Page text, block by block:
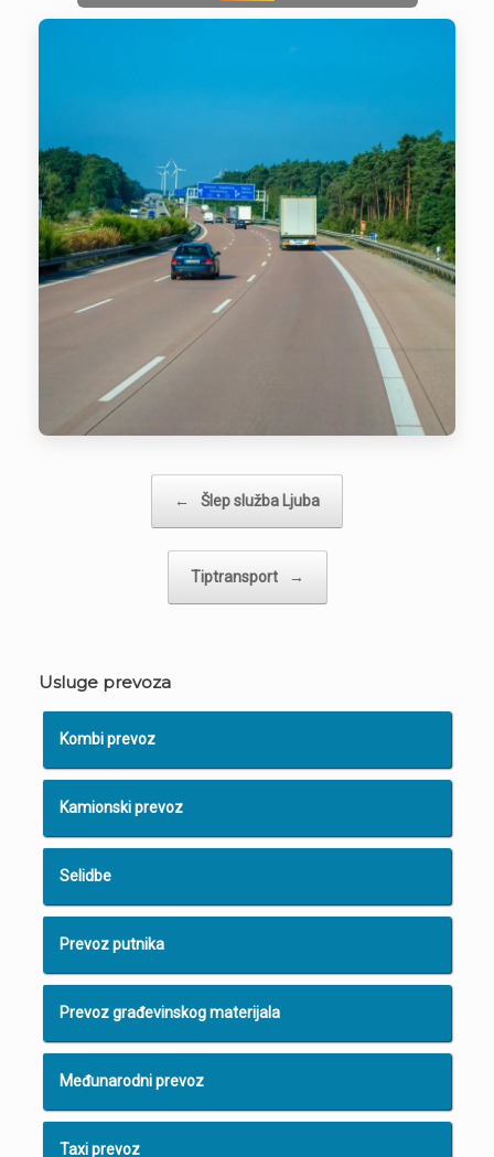
←
Šlep služba Ljuba
Tiptransport →
Usluge prevoza
Kombi prevoz
Kamionski prevoz
Selidbe
Prevoz putnika
Prevoz građevinskog materijala
Međunarodni prevoz
Taxi prevoz